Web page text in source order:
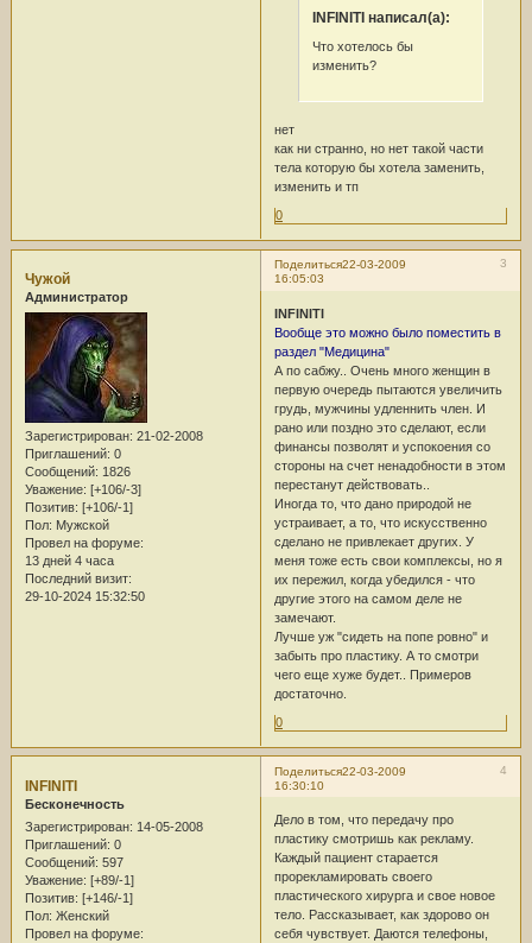
INFINITI написал(а):
Что хотелось бы
изменить?
нет
как ни странно, но нет такой части
тела которую бы хотела заменить,
изменить и тп
0
Поделиться 3
22-03-2009
16:05:03
Чужой
Администратор
Зарегистрирован: 21-02-2008
Приглашений: 0
Сообщений: 1826
Уважение: [+106/-3]
Позитив: [+106/-1]
Пол: Мужской
Провел на форуме:
13 дней 4 часа
Последний визит:
29-10-2024 15:32:50
INFINITI
Вообще это можно было поместить в
раздел "Медицина"
А по сабжу.. Очень много женщин в
первую очередь пытаются увеличить
грудь, мужчины удленнить член. И
рано или поздно это сделают, если
финансы позволят и успокоения со
стороны на счет ненадобности в этом
перестанут действовать..
Иногда то, что дано природой не
устраивает, а то, что искусственно
сделано не привлекает других. У
меня тоже есть свои комплексы, но я
их пережил, когда убедился - что
другие этого на самом деле не
замечают.
Лучше уж "сидеть на попе ровно" и
забыть про пластику. А то смотри
чего еще хуже будет.. Примеров
достаточно.
0
Поделиться 4
22-03-2009
16:30:10
INFINITI
Бесконечность
Зарегистрирован: 14-05-2008
Приглашений: 0
Сообщений: 597
Уважение: [+89/-1]
Позитив: [+146/-1]
Пол: Женский
Провел на форуме:
Дело в том, что передачу про
пластику смотришь как рекламу.
Каждый пациент старается
прорекламировать своего
пластического хирурга и свое новое
тело. Рассказывает, как здорово он
себя чувствует. Даются телефоны,